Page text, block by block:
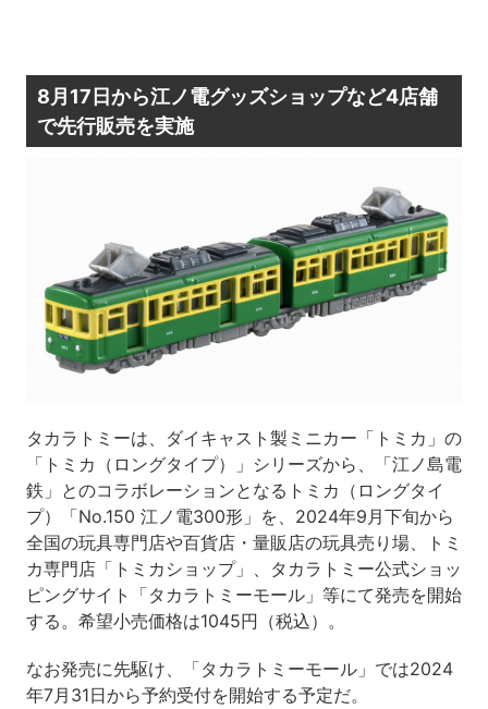
8月17日から江ノ電グッズショップなど4店舗
で先行販売を実施
タカラトミーは、ダイキャスト製ミニカー「トミカ」の
「トミカ（ロングタイプ）」シリーズから、「江ノ島電
鉄」とのコラボレーションとなるトミカ（ロングタイ
プ）「No.150 江ノ電300形」を、2024年9月下旬から
全国の玩具専門店や百貨店・量販店の玩具売り場、トミ
カ専門店「トミカショップ」、タカラトミー公式ショッ
ピングサイト「タカラトミーモール」等にて発売を開始
する。希望小売価格は1045円（税込）。
なお発売に先駆け、「タカラトミーモール」では2024
年7月31日から予約受付を開始する予定だ。